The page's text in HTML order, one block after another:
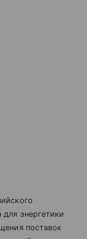
энергетики
поставок